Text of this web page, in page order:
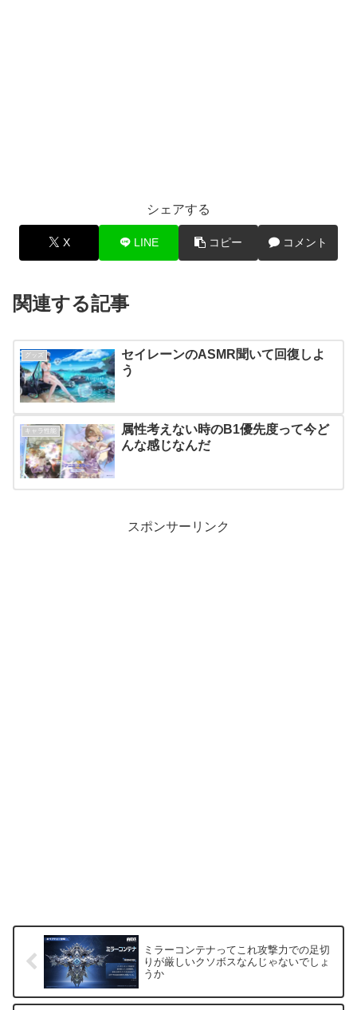
シェアする
X LINE コピー コメント
関連する記事
グッズ
セイレーンのASMR聞いて回復しよ
う
キャラ性能
属性考えない時のB1優先度って今ど
んな感じなんだ
スポンサーリンク
ミラーコンテナってこれ攻撃力での足切
りが厳しいクソボスなんじゃないでしょ
うか